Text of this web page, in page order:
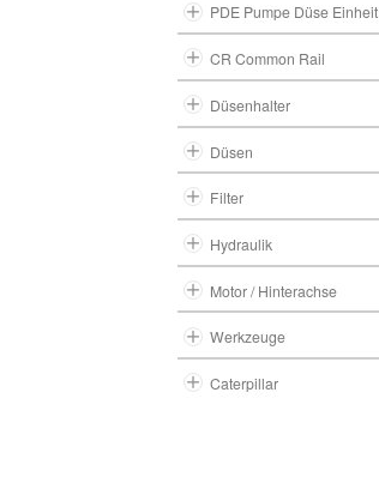
PDE Pumpe Düse Einheit
CR Common Rail
Düsenhalter
Düsen
Filter
Hydraulik
Motor / Hinterachse
Werkzeuge
Caterpillar